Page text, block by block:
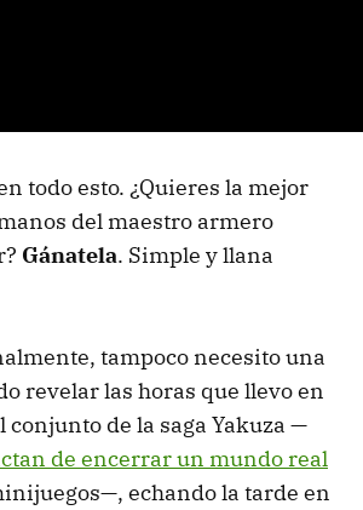
todo esto. ¿Quieres la mejor
del maestro armero
Gánatela. Simple y llana
tampoco necesito una
revelar las horas que llevo en
conjunto de la saga Yakuza —
de encerrar un mundo real
echando la tarde en